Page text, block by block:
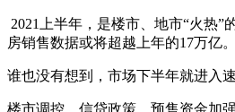
2021上半年，是楼市、地市“火热”
房销售数据或将超越上年的17万亿。
谁也没有想到，市场下半年就进入速